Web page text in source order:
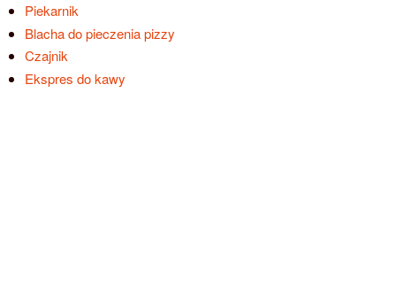
Piekarnik
Blacha do pieczenia pizzy
Czajnik
Ekspres do kawy